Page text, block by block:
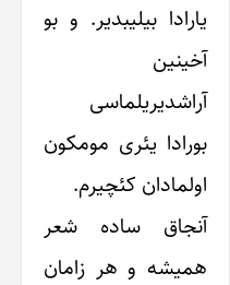
یارادا بیلیبدیر. و بو
آخینین
آراشدیریلماسی
بورادا یئری مومکون
اولمادان کئچیرم.
آنجاق ساده شعر
همیشه و هر زامان